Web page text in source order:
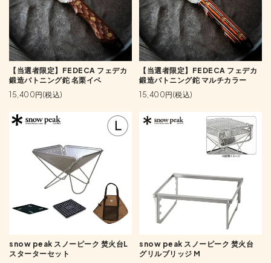
【当選者限定】FEDECA フェデカ
鍛造バトニング鉈 名栗イペ
15,400円(税込)
【当選者限定】FEDECA フェデカ
鍛造バトニング鉈 マルチカラー
15,400円(税込)
snow peak スノーピーク 焚火台L
スターターセット
snow peak スノーピーク 焚火台
グリルブリッジ M